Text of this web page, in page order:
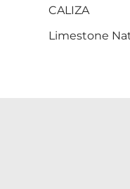
CALIZA
Limestone